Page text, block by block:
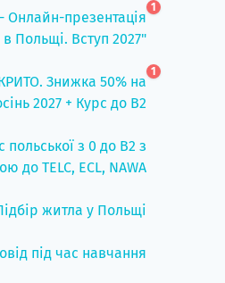
Онлайн-презентація
Польщі. Вступ 2027"
1
Знижка 50% на
2027 + Курс до B2
1
польської з 0 до B2 з
до TELC, ECL, NAWA
житла у Польщі
під час навчання